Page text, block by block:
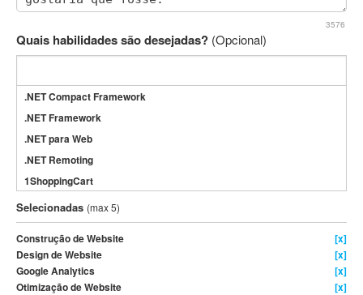
3576
Quais habilidades são desejadas? (Opcional)
.NET Compact Framework
.NET Framework
.NET para Web
.NET Remoting
1ShoppingCart
3DS Max
3GSM
4D Dimension
802.11
A&P
Selecionadas (max 5)
Construção de Website
[x]
Design de Website
[x]
Google Analytics
[x]
Otimização de Website
[x]